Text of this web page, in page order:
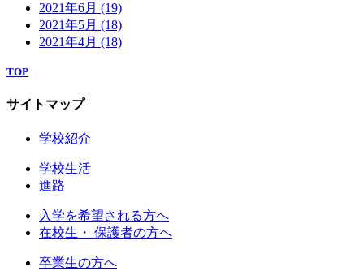
2021年6月 (19)
2021年5月 (18)
2021年4月 (18)
TOP
サイトマップ
学校紹介
学校生活
進路
入学を希望される方へ
在校生・ 保護者の方へ
卒業生の方へ